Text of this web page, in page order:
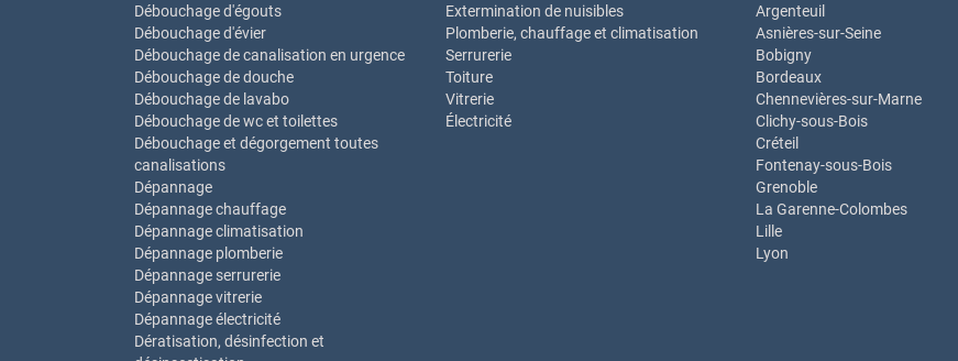
Débouchage d'égouts
Débouchage d'évier
Débouchage de canalisation en urgence
Débouchage de douche
Débouchage de lavabo
Débouchage de wc et toilettes
Débouchage et dégorgement toutes
canalisations
Dépannage
Dépannage chauffage
Dépannage climatisation
Dépannage plomberie
Dépannage serrurerie
Dépannage vitrerie
Dépannage électricité
Dératisation, désinfection et
Extermination de nuisibles
Plomberie, chauffage et climatisation
Serrurerie
Toiture
Vitrerie
Électricité
Argenteuil
Asnières-sur-Seine
Bobigny
Bordeaux
Chennevières-sur-Marne
Clichy-sous-Bois
Créteil
Fontenay-sous-Bois
Grenoble
La Garenne-Colombes
Lille
Lyon